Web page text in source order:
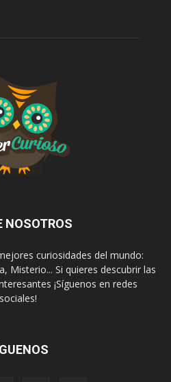
NOSOTROS
curiosidades del mundo:
Misterio... Si quieres descubrir las
¡Síguenos en redes
sociales!